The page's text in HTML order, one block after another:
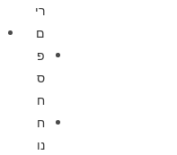
רי
ם
פ
ס
ח
ח
נו